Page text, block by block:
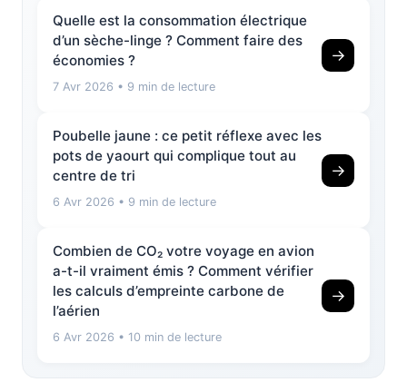
Quelle est la consommation électrique
d’un sèche-linge ? Comment faire des
économies ?
7 Avr 2026 • 9 min de lecture
→
Poubelle jaune : ce petit réflexe avec les
pots de yaourt qui complique tout au
centre de tri
6 Avr 2026 • 9 min de lecture
→
Combien de CO₂ votre voyage en avion
a-t-il vraiment émis ? Comment vérifier
les calculs d’empreinte carbone de
l’aérien
6 Avr 2026 • 10 min de lecture
→